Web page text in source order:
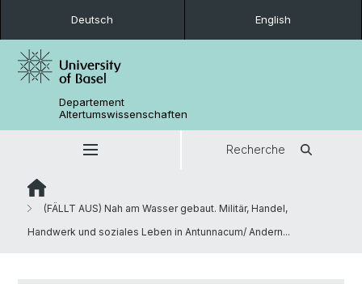
Deutsch English
Departement
Altertumswissenschaften
Recherche
(FÄLLT AUS) Nah am Wasser gebaut. Militär, Handel,
Handwerk und soziales Leben in Antunnacum/ Andern...